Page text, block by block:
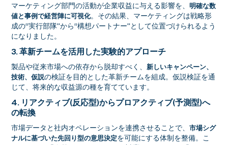
マーケティング部門の活動が企業収益に与える影響を、明確な数
値と事例で経営陣に可視化。その結果、マーケティングは戦略形
成の“実行部隊”から“構想パートナー”として位置づけられるよう
になりました。
3. 革新チームを活用した実験的アプローチ
製品や従来市場への依存から脱却すべく、新しいキャンペーン、
技術、仮説の検証を目的とした革新チームを組成。仮説検証を通
じて、将来的な収益源の種を育てています。
4. リアクティブ(反応型)からプロアクティブ(予測型)へ
の転換
市場データと社内オペレーションを連携させることで、市場シグ
ナルに基づいた先回り型の意思決定を可能にする体制を整備。こ